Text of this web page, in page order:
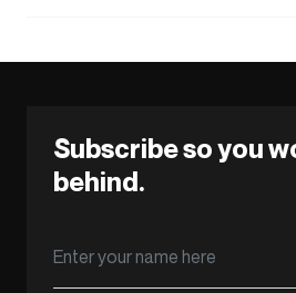
Subscribe so you
behind.